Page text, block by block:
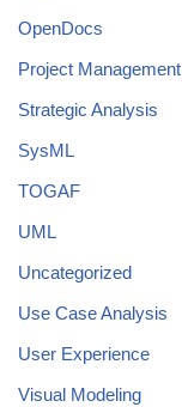
OpenDocs
Project Management
Strategic Analysis
SysML
TOGAF
UML
Uncategorized
Use Case Analysis
User Experience
Visual Modeling